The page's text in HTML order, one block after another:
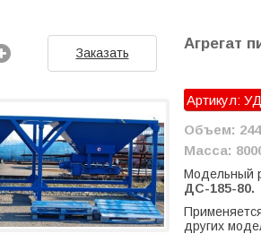
Заказать
Агрегат
Артикул:
Объем:
Масса:
Модельный
ДС-185-80.
других